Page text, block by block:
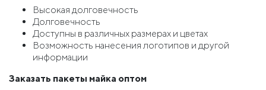
Высокая долговечность
Долговечность
Доступны в различных размерах и цветах
Возможность нанесения логотипов и другой
информации
Заказать пакеты майка оптом